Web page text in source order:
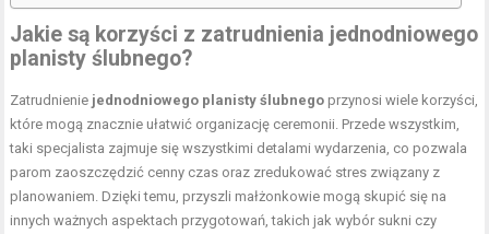
Jakie są korzyści z zatrudnienia jednodniowego
planisty ślubnego?
Zatrudnienie jednodniowego planisty ślubnego przynosi wiele korzyści,
które mogą znacznie ułatwić organizację ceremonii. Przede wszystkim,
taki specjalista zajmuje się wszystkimi detalami wydarzenia, co pozwala
parom zaoszczędzić cenny czas oraz zredukować stres związany z
planowaniem. Dzięki temu, przyszli małżonkowie mogą skupić się na
innych ważnych aspektach przygotowań, takich jak wybór sukni czy